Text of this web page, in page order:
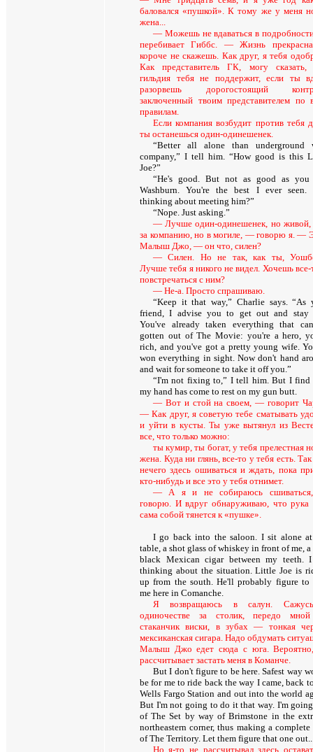
баловался «пушкой». К тому же у меня
жена...
— Можешь не вдаваться в
перебивает Гиббс. — Жизнь
короче не скажешь. Как друг, я тебя
Как представитель ГК, могу сказать,
гильдия тебя не поддержит, если ты
разорвешь дорогостоящий
заключенный твоим представителем по
правилам.
Если компания возбудит против тебя
ты останешься один-одинешенек.
“Better all alone than underground
company,” I tell him. “How good is this
Joe?”
“He's good. But not as good as you
Washburn. You're the best I ever seen.
thinking about meeting him?”
“Nope. Just asking.”
— Лучше один-одинешенек, но живой,
за компанию, но в могиле, — говорю я. —
Малыш Джо, — он что, силен?
— Силен. Но не так, как ты,
Лучше тебя я никого не видел. Хочешь все-
повстречаться с ним?
— Не-а. Просто спрашиваю.
“Keep it that way,” Charlie says. “As
friend, I advise you to get out and stay
You've already taken everything that
gotten out of The Movie: you're a hero,
rich, and you've got a pretty young wife.
won everything in sight. Now don't hand
and wait for someone to take it off you.”
“I'm not fixing to,” I tell him. But I find
my hand has come to rest on my gun butt.
— Вот и стой на своем, — говорит
— Как друг, я советую тебе сматывать
и уйти в кусты. Ты уже вытянул из
все, что только можно:
ты кумир, ты богат, у тебя прелестная
жена. Куда ни глянь, все-то у тебя есть.
нечего здесь ошиваться и ждать, пока
кто-нибудь и все это у тебя отнимет.
— А я и не собираюсь
говорю. И вдруг обнаруживаю, что рука
сама собой тянется к «пушке».
I go back into the saloon. I sit alone
table, a shot glass of whiskey in front of me,
black Mexican cigar between my teeth.
thinking about the situation. Little Joe is
up from the south. He'll probably figure to
me here in Comanche.
Я возвращаюсь в салун.
одиночестве за столик, передо
стаканчик виски, в зубах — тонкая
мексиканская сигара. Надо обдумать
Малыш Джо едет сюда с юга.
рассчитывает застать меня в Команче.
But I don't figure to be here. Safest way
be for me to ride back the way I came, back
Wells Fargo Station and out into the world
But I'm not going to do it that way. I'm
of The Set by way of Brimstone in the
northeastern corner, thus making a complete
of The Territory. Let them figure that one
Но я-то не рассчитывал здесь